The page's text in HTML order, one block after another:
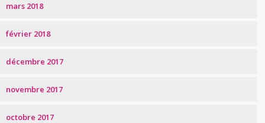
mars 2018
février 2018
décembre 2017
novembre 2017
octobre 2017